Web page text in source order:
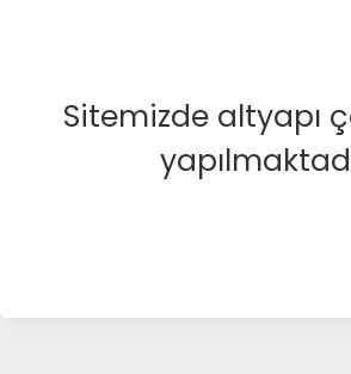
Sitemizde altyapı